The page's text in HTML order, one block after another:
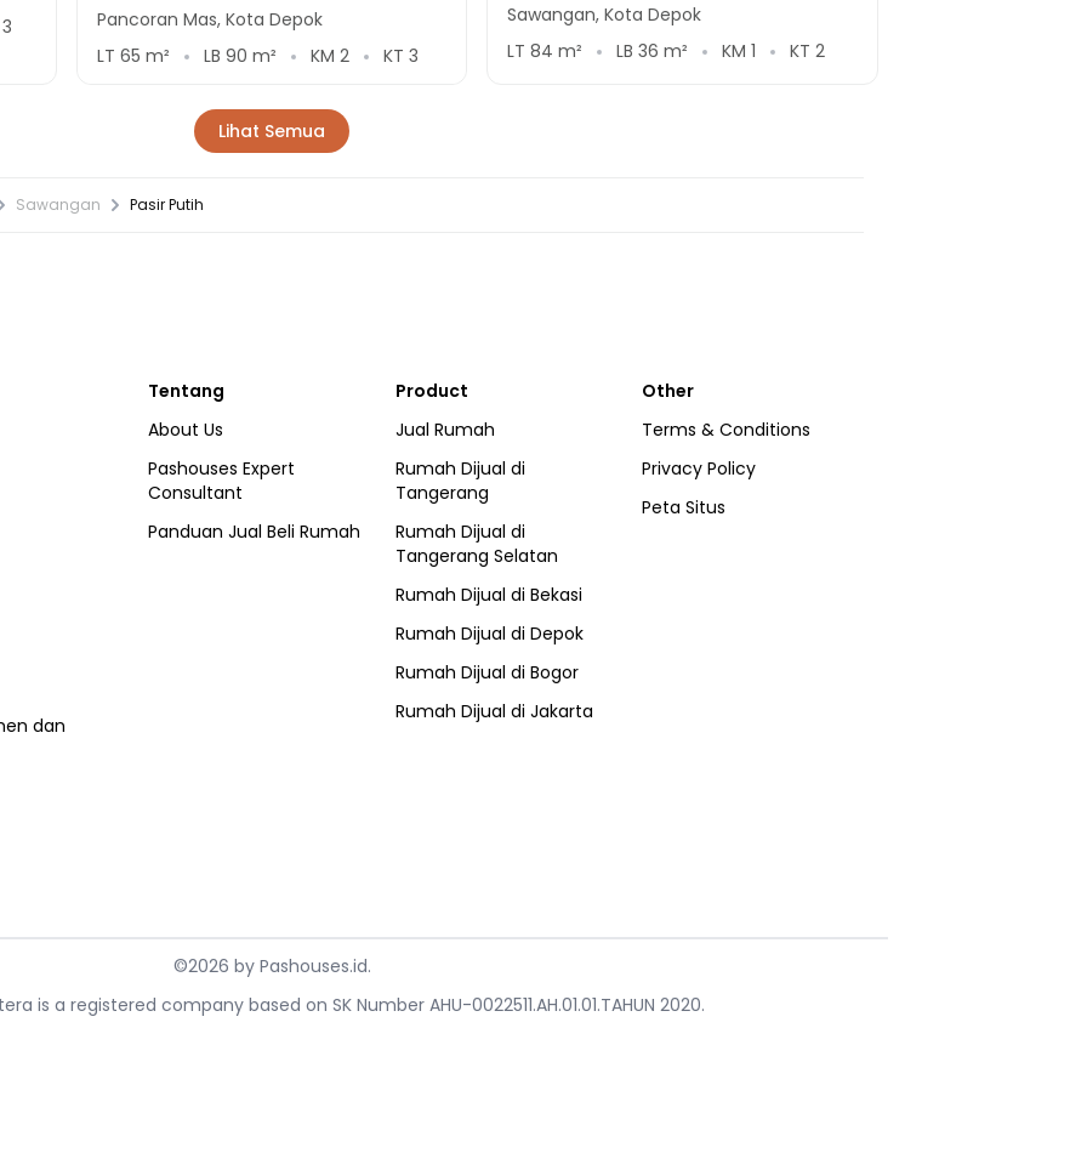
3
Pancoran Mas, Kota Depok
LT 65 m² LB 90 m² KM 2 KT 3
Sawangan, Kota Depok
LT84 m² LB36 m² KM1 KT2
Lihat Semua
Sawangan Pasir Putih
dan
Tentang
About Us
Pashouses Expert
Consultant
Panduan Jual Beli Rumah
Product
Jual Rumah
Rumah Dijual di
Tangerang
Rumah Dijual di
Tangerang Selatan
Rumah Dijual di Bekasi
Rumah Dijual di Depok
Rumah Dijual di Bogor
Rumah Dijual di Jakarta
Other
Terms & Conditions
Privacy Policy
Peta Situs
©2026 by Pashouses.id.
is a registered company based on SK Number AHU-0022511.AH.01.01.TAHUN 2020.